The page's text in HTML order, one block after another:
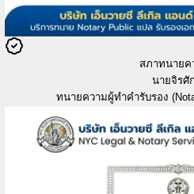
สภาทนายค
นายจิรศั
ทนายความผู้ทำคำรับรอง